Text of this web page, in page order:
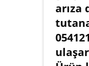
arıza